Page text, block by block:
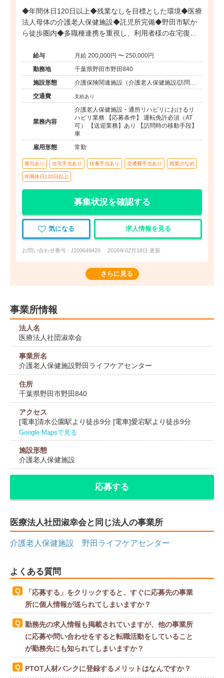
◆年間休日120日以上◆残業なしを目標とした環境◆医療
法人母体の介護老人保健施設◆託児所完備◆野田市駅か
ら徒歩圏内◆多職種連携を重視し、利用者様の在宅復帰
給与
月給 200,000円 〜 250,000円
勤務地
千葉県野田市野田840
施設形態
介護保険関連施設（介護老人保健施設/訪問看
護・リハ）
交通費 支給あり
業務内容
介護老人保健施設・通所リハビリにおけるリ
ハビリ業務 【応募条件】 運転免許必須（AT
可） 【送迎業務】あり 【訪問時の移動手段】
車
雇用形態
常勤
賞与あり 住宅手当あり 扶養手当あり 交通費手当あり 残業少なめ
年間休日120日以上
募集状況を確認する
気になる 求人情報を見る
お問い合わせ番号 : J100649420 2026年02月18日 更新
さらに見る
事業所情報
法人名
医療法人社団淑幸会
事業所名
介護老人保健施設野田ライフケアセンター
住所
千葉県野田市野田840
アクセス
[電車]清水公園駅より徒歩9分 [電車]愛宕駅より徒歩9分
Google Mapsで見る
施設形態
介護老人保健施設
応募する
医療法人社団淑幸会と同じ法人の事業所
介護老人保健施設 野田ライフケアセンター
よくある質問
「応募する」をクリックすると、すぐに応募先の事業
所に個人情報が送られてしまいますか？
勤務先の求人情報も掲載されていますが、他の事業所
に応募や問い合わせをすると転職活動をしていること
が勤務先にも知られてしまいますか？
PTOT人材バンクに登録するメリットはなんですか？